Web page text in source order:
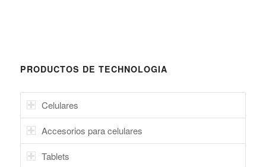
PRODUCTOS DE TECHNOLOGIA
Celulares
Accesorios para celulares
Tablets